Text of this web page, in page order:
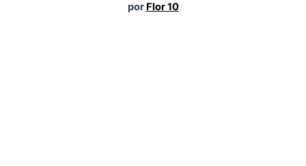
por Flor 10